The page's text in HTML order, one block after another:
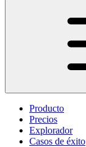
Producto
Precios
Explorador
Casos de éxito